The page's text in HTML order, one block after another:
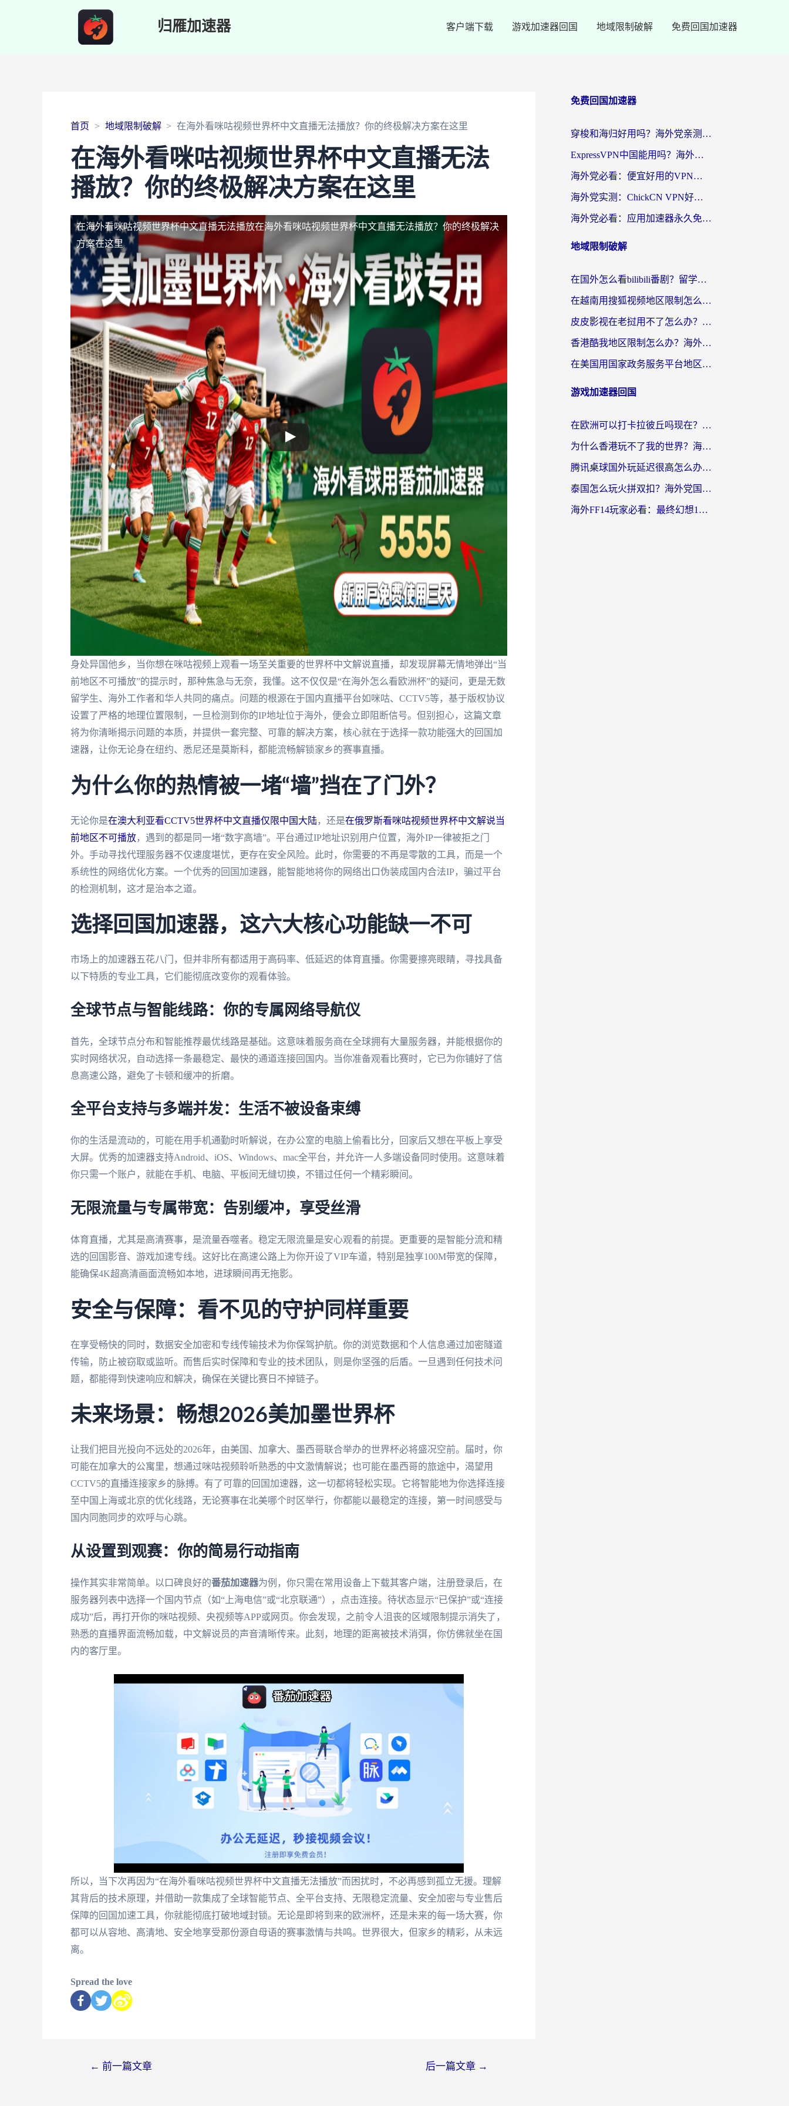
归雁加速器 客户端下载 游戏加速器回国 地域限制破解 免费回国加速器
首页 地域限制破解 在海外看咪咕视频世界杯中文直播无法播放？你的终极解决方案在这里
在海外看咪咕视频世界杯中文直播无法
播放？你的终极解决方案在这里
在海外看咪咕视频世界杯中文直播无法播放在海外看咪咕视频世界杯中文直播无法播放？你的终极解决
方案在这里
身处异国他乡，当你想在咪咕视频上观看一场至关重要的世界杯中文解说直播，却发现屏幕无情地弹出“当
前地区不可播放”的提示时，那种焦急与无奈，我懂。这不仅仅是“在海外怎么看欧洲杯”的疑问，更是无数
留学生、海外工作者和华人共同的痛点。问题的根源在于国内直播平台如咪咕、CCTV5等，基于版权协议
设置了严格的地理位置限制，一旦检测到你的IP地址位于海外，便会立即阻断信号。但别担心，这篇文章
将为你清晰揭示问题的本质，并提供一套完整、可靠的解决方案，核心就在于选择一款功能强大的回国加
速器，让你无论身在纽约、悉尼还是莫斯科，都能流畅解锁家乡的赛事直播。
为什么你的热情被一堵“墙”挡在了门外？
无论你是在澳大利亚看CCTV5世界杯中文直播仅限中国大陆，还是在俄罗斯看咪咕视频世界杯中文解说当
前地区不可播放，遇到的都是同一堵“数字高墙”。平台通过IP地址识别用户位置，海外IP一律被拒之门
外。手动寻找代理服务器不仅速度堪忧，更存在安全风险。此时，你需要的不再是零散的工具，而是一个
系统性的网络优化方案。一个优秀的回国加速器，能智能地将你的网络出口伪装成国内合法IP，骗过平台
的检测机制，这才是治本之道。
选择回国加速器，这六大核心功能缺一不可
市场上的加速器五花八门，但并非所有都适用于高码率、低延迟的体育直播。你需要擦亮眼睛，寻找具备
以下特质的专业工具，它们能彻底改变你的观看体验。
全球节点与智能线路：你的专属网络导航仪
首先，全球节点分布和智能推荐最优线路是基础。这意味着服务商在全球拥有大量服务器，并能根据你的
实时网络状况，自动选择一条最稳定、最快的通道连接回国内。当你准备观看比赛时，它已为你铺好了信
息高速公路，避免了卡顿和缓冲的折磨。
全平台支持与多端并发：生活不被设备束缚
你的生活是流动的，可能在用手机通勤时听解说，在办公室的电脑上偷看比分，回家后又想在平板上享受
大屏。优秀的加速器支持Android、iOS、Windows、mac全平台，并允许一人多端设备同时使用。这意味着
你只需一个账户，就能在手机、电脑、平板间无缝切换，不错过任何一个精彩瞬间。
无限流量与专属带宽：告别缓冲，享受丝滑
体育直播，尤其是高清赛事，是流量吞噬者。稳定无限流量是安心观看的前提。更重要的是智能分流和精
选的回国影音、游戏加速专线。这好比在高速公路上为你开设了VIP车道，特别是独享100M带宽的保障，
能确保4K超高清画面流畅如本地，进球瞬间再无拖影。
安全与保障：看不见的守护同样重要
在享受畅快的同时，数据安全加密和专线传输技术为你保驾护航。你的浏览数据和个人信息通过加密隧道
传输，防止被窃取或监听。而售后实时保障和专业的技术团队，则是你坚强的后盾。一旦遇到任何技术问
题，都能得到快速响应和解决，确保在关键比赛日不掉链子。
未来场景：畅想2026美加墨世界杯
让我们把目光投向不远处的2026年，由美国、加拿大、墨西哥联合举办的世界杯必将盛况空前。届时，你
可能在加拿大的公寓里，想通过咪咕视频聆听熟悉的中文激情解说；也可能在墨西哥的旅途中，渴望用
CCTV5的直播连接家乡的脉搏。有了可靠的回国加速器，这一切都将轻松实现。它将智能地为你选择连接
至中国上海或北京的优化线路，无论赛事在北美哪个时区举行，你都能以最稳定的连接，第一时间感受与
国内同胞同步的欢呼与心跳。
从设置到观赛：你的简易行动指南
操作其实非常简单。以口碑良好的番茄加速器为例，你只需在常用设备上下载其客户端，注册登录后，在
服务器列表中选择一个国内节点（如“上海电信”或“北京联通”），点击连接。待状态显示“已保护”或“连接
成功”后，再打开你的咪咕视频、央视频等APP或网页。你会发现，之前令人沮丧的区域限制提示消失了，
熟悉的直播界面流畅加载，中文解说员的声音清晰传来。此刻，地理的距离被技术消弭，你仿佛就坐在国
内的客厅里。
所以，当下次再因为“在海外看咪咕视频世界杯中文直播无法播放”而困扰时，不必再感到孤立无援。理解
其背后的技术原理，并借助一款集成了全球智能节点、全平台支持、无限稳定流量、安全加密与专业售后
保障的回国加速工具，你就能彻底打破地域封锁。无论是即将到来的欧洲杯，还是未来的每一场大赛，你
都可以从容地、高清地、安全地享受那份源自母语的赛事激情与共鸣。世界很大，但家乡的精彩，从未远
离。
Spread the love
← 前一篇文章 后一篇文章 →
免费回国加速器
穿梭和海归好用吗？海外党亲测：3步选对回国加速器，无缝刷国内剧玩手游
ExpressVPN中国能用吗？海外党翻回国内的加速器选择指南（附番茄加速器实测）
海外党必看：便宜好用的VPN怎么选？3步解决回国访问难题+Steam改区技巧
海外党实测：ChickCN VPN好用吗？和OurPlay VPN对比哪个回国效果更好？附避坑指南
海外党必看：应用加速器永久免费版真的靠谱吗？教你选对回国加速器无缝刷国内资源
地域限制破解
在国外怎么看bilibili番剧？留学生亲测有效的地域限制突破指南（附酷我酷狗音乐解决方法）
在越南用搜狐视频地区限制怎么办？3招解决海外看国内剧难题（附西瓜视频CCTV观看技巧）
皮皮影视在老挝用不了怎么办？3步解决海外看国内影视&财经的痛点
香港酷我地区限制怎么办？海外党亲测有效的回国加速方案来了
在美国用国家政务服务平台地区限制怎么办？海外华人必备的突破攻略（附追剧看片技巧）
游戏加速器回国
在欧洲可以打卡拉彼丘吗现在？海外党国服游戏加速器终极避坑指南
为什么香港玩不了我的世界？海外党国服游戏加速终极解决方案
腾讯桌球国外玩延迟很高怎么办？海外党亲测有效的国服游戏加速指南
泰国怎么玩火拼双扣？海外党国服游戏加速终极指南（附暗区突围植物大战僵尸实测）
海外FF14玩家必看：最终幻想14国外加速器下载安装全攻略+卡顿解决秘籍